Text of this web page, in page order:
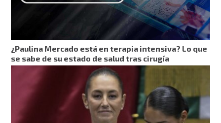
¿Paulina Mercado está en terapia intensiva? Lo que
se sabe de su estado de salud tras cirugía